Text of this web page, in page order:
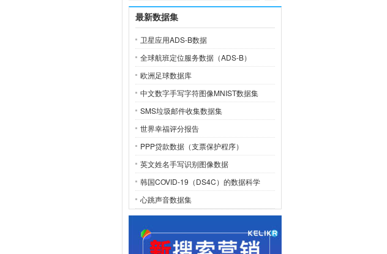
最新数据集
卫星应用ADS-B数据
全球航班定位服务数据（ADS-B）
欧洲足球数据库
中文数字手写字符图像MNIST数据集
SMS垃圾邮件收集数据集
世界幸福评分报告
PPP贷款数据（支票保护程序）
英文姓名手写识别图像数据
韩国COVID-19（DS4C）的数据科学
心跳声音数据集